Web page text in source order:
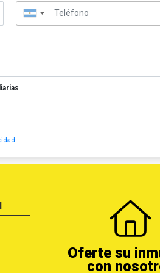
▼
Oferte su
con